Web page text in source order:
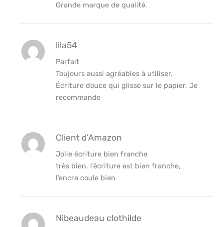
Grande marque de qualité.
lila54
Parfait
Toujours aussi agréables à utiliser.
Écriture douce qui glisse sur le papier. Je
recommande
Client d’Amazon
Jolie écriture bien franche
très bien, l’écriture est bien franche,
l’encre coule bien
Nibeaudeau clothilde